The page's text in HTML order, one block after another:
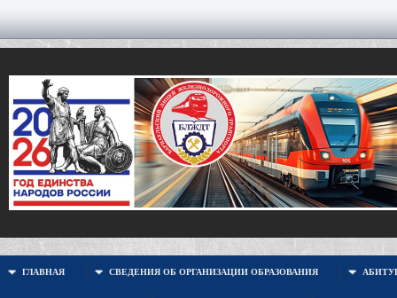
ГЛАВНАЯ СВЕДЕНИЯ ОБ ОРГАНИЗАЦИИ ОБРАЗОВАНИЯ